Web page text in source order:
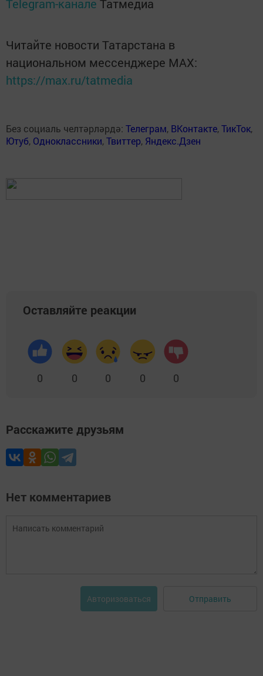
Telegram-канале Татмедиа
Читайте новости Татарстана в
национальном мессенджере MАХ:
https://max.ru/tatmedia
Без социаль челтәрләрдә: Телеграм, ВКонтакте,ТикТок,
Ютуб, Одноклассники,Твиттер, Яндекс.Дзен
Оставляйте реакции
0 0 0 0 0
Расскажите друзьям
Нет комментариев
Авторизоваться Отправить